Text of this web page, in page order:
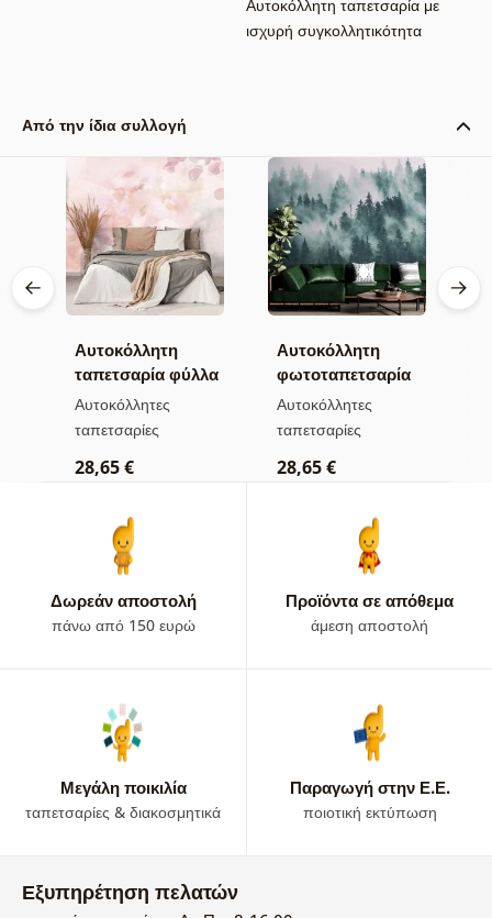
Αυτοκόλλητη ταπετσαρία με
ισχυρή συγκολλητικότητα
Από την ίδια συλλογή
Αυτοκόλλητη
ταπετσαρία φύλλα
με παστέλ
απόχρωση
Αυτοκόλλητες
ταπετσαρίες
28,65 €
Αυτοκόλλητη
φωτοταπετσαρία
δάσος στην ομίχλη
Αυτοκόλλητες
ταπετσαρίες
28,65 €
Δωρεάν αποστολή
πάνω από 150 ευρώ
Προϊόντα σε απόθεμα
άμεση αποστολή
Μεγάλη ποικιλία
ταπετσαρίες & διακοσμητικά
Παραγωγή στην Ε.Ε.
ποιοτική εκτύπωση
Εξυπηρέτηση πελατών